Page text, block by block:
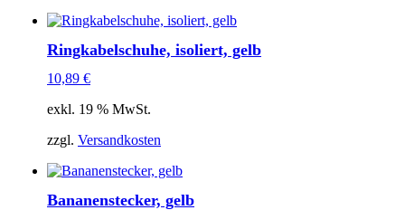
Ringkabelschuhe, isoliert, gelb
10,89 €
exkl. 19 % MwSt.
zzgl. Versandkosten
Bananenstecker, gelb